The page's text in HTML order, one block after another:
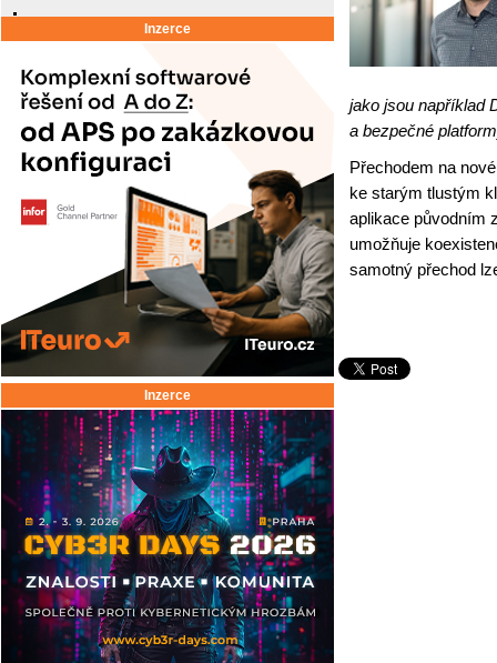
Inzerce
Inzerce
jako jsou například
a bezpečné
Přechodem na
ke starým tlustým
aplikace původním
umožňuje
samotný přechod